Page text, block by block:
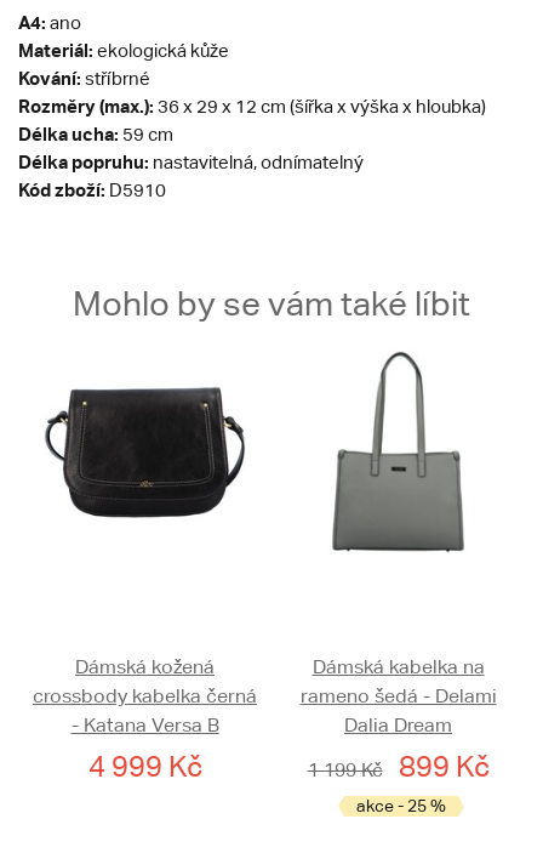
A4: ano
Materiál: ekologická kůže
Kování: stříbrné
Rozměry (max.): 36 x 29 x 12 cm (šířka x výška x hloubka)
Délka ucha: 59 cm
Délka popruhu: nastavitelná, odnímatelný
Kód zboží: D5910
Mohlo by se vám také líbit
Dámská kožená
crossbody kabelka černá
- Katana Versa B
4 999 Kč
Dámská kabelka na
rameno šedá - Delami
Dalia Dream
1 199 Kč
899 Kč
akce - 25 %